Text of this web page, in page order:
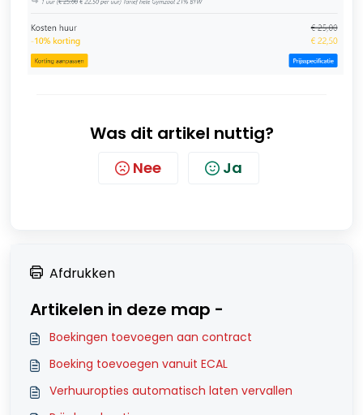
Was dit artikel nuttig?
Nee Ja
Afdrukken
Artikelen in deze map -
Boekingen toevoegen aan contract
Boeking toevoegen vanuit ECAL
Verhuuropties automatisch laten vervallen